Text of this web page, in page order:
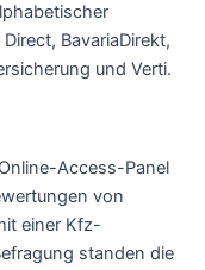
BavariaDirekt,
und Verti.
Access-Panel
von
einer Kfz-
standen die